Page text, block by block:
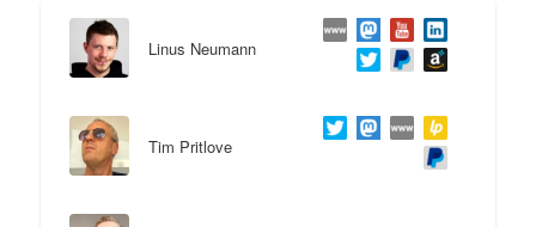
Linus Neumann
Tim Pritlove